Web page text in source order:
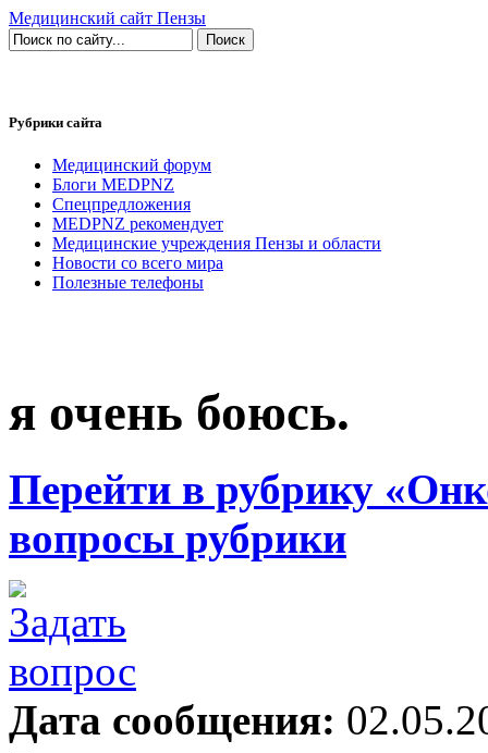
Медицинский сайт Пензы
Рубрики сайта
Медицинский форум
Блоги MEDPNZ
Спецпредложения
MEDPNZ рекомендует
Медицинские учреждения Пензы и области
Новости со всего мира
Полезные телефоны
я очень боюсь.
Перейти в рубрику
вопросы рубрики
Дата сообщения: